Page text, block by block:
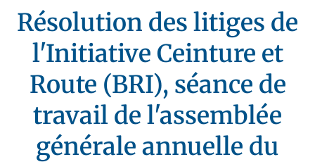
Résolution des litiges de
l'Initiative Ceinture et
Route (BRI), séance de
travail de l'assemblée
générale annuelle du